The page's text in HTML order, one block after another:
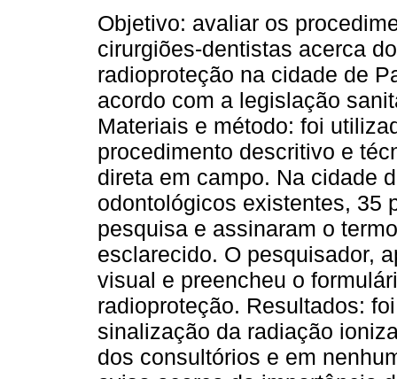
Objetivo: avaliar os
cirurgiões-dentistas acerca
radioproteção na cidade de
acordo com a legislação
Materiais e método: foi
procedimento descritivo e
direta em campo. Na cidade
odontológicos existentes, 35
pesquisa e assinaram o
esclarecido. O pesquisador,
visual e preencheu o
radioproteção. Resultados:
sinalização da radiação
dos consultórios e em